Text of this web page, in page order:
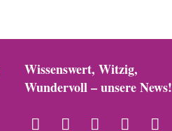
Wissenswert, Witzig,
Wundervoll – unsere News!